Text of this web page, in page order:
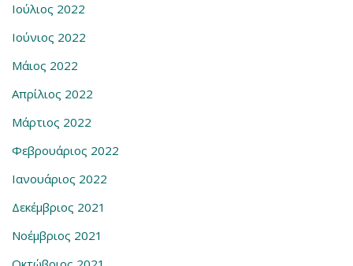
Ιούλιος 2022
Ιούνιος 2022
Μάιος 2022
Απρίλιος 2022
Μάρτιος 2022
Φεβρουάριος 2022
Ιανουάριος 2022
Δεκέμβριος 2021
Νοέμβριος 2021